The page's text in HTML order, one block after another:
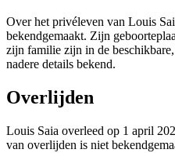
Over het privéleven van Louis
bekendgemaakt. Zijn
zijn familie zijn in de
nadere details bekend.
Overlijden
Louis Saia overleed op 1 april
van overlijden is niet